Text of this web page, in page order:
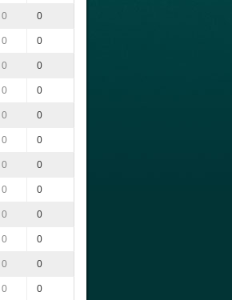
0 0
0 0
0 0
0 0
0 0
0 0
0 0
0 0
0 0
0 0
0 0
0 0